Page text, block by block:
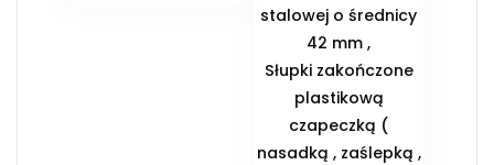
stalowej o średnicy
42 mm ,
Słupki zakończone
plastikową
czapeczką (
nasadką , zaślepką ,